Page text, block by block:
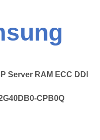
Server RAM ECC DDR4
CPB0Q